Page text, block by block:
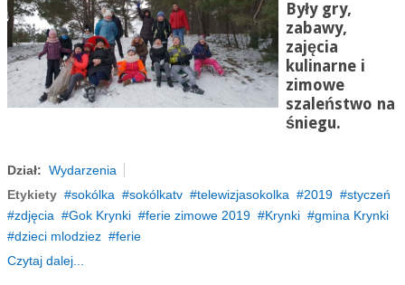
Były gry,
zabawy,
zajęcia
kulinarne i
zimowe
szaleństwo na
śniegu.
Dział: Wydarzenia
Etykiety
sokólka sokólkatv telewizjasokolka 2019
styczeń
zdjęcia
Gok Krynki ferie zimowe 2019 Krynki
gmina Krynki
dzieci mlodziez
ferie
Czytaj dalej...